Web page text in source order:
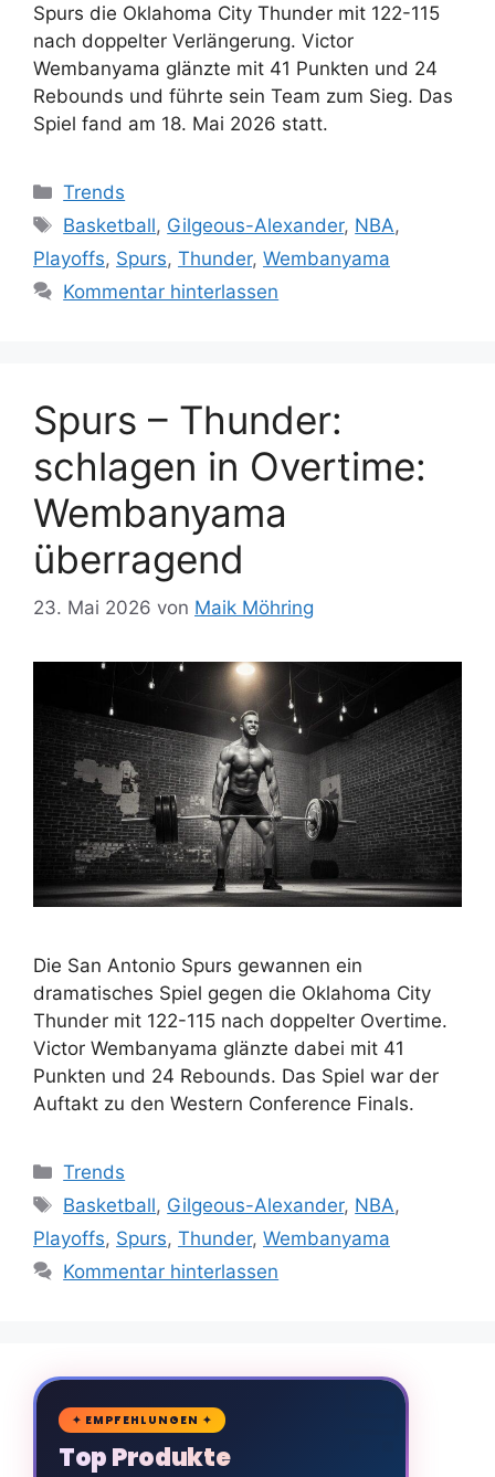
Spurs die Oklahoma City Thunder mit 122-115
nach doppelter Verlängerung. Victor
Wembanyama glänzte mit 41 Punkten und 24
Rebounds und führte sein Team zum Sieg. Das
Spiel fand am 18. Mai 2026 statt.
Kategorien
Trends
Schlagwörter
Basketball, Gilgeous-Alexander, NBA,
Playoffs, Spurs, Thunder, Wembanyama
Kommentar hinterlassen
Spurs – Thunder:
schlagen in Overtime:
Wembanyama
überragend
23. Mai 2026 von Maik Möhring
Die San Antonio Spurs gewannen ein
dramatisches Spiel gegen die Oklahoma City
Thunder mit 122-115 nach doppelter Overtime.
Victor Wembanyama glänzte dabei mit 41
Punkten und 24 Rebounds. Das Spiel war der
Auftakt zu den Western Conference Finals.
Kategorien
Trends
Schlagwörter
Basketball, Gilgeous-Alexander, NBA,
Playoffs, Spurs, Thunder, Wembanyama
Kommentar hinterlassen
🛒
✦ EMPFEHLUNGEN ✦
Top Produkte